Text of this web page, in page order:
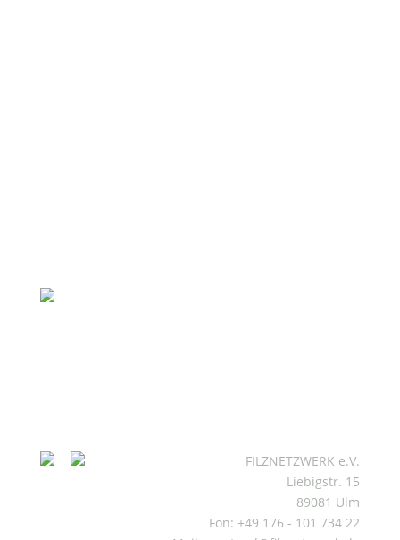
FILZNETZWERK e.V.
Liebigstr. 15
89081 Ulm
Fon: +49 176 - 101 734 22